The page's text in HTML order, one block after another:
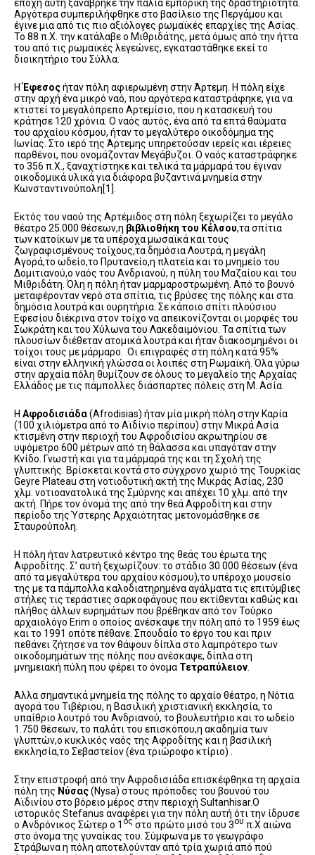
εποχή αυτή ξαναβρήκε την παλιά εμπορική της δραστηριότητα.
Αργότερα συμπεριλήφθηκε στο βασίλειο της Περγάμου και
έγινε μια από τις πιο αξιόλογες ρωμαϊκές επαρχίες της Ασίας.
Το 88 π.Χ. την κατάλαβε ο Μιθριδάτης, μετά όμως από την ήττα
του από τις ρωμαϊκές λεγεώνες, εγκαταστάθηκε εκεί το
διοικητήριο του Σύλλα.
ΗΈφεσοςήταν πόλη αφιερωμένη στην Άρτεμη. Η πόλη είχε
στην αρχή ένα μικρό ναό, που αργότερα καταστράφηκε, για να
κτιστεί το μεγαλόπρεπο Αρτεμίσιο, που η κατασκευή του
κράτησε 120 χρόνια. Ο ναός αυτός, ένα από τα επτά θαύματα
του αρχαίου κόσμου, ήταν το μεγαλύτερο οικοδόμημα της
Ιωνίας. Στο ιερό της Άρτεμης υπηρετούσαν ιερείς και ιέρειες
παρθένοι, που ονομάζονταν Μεγάβυζοι. Ο ναός καταστράφηκε
το 356 π.Χ., ξαναχτίστηκε και τελικά τα μάρμαρά του έγιναν
οικοδομικά υλικά για διάφορα βυζαντινά μνημεία στην
Κωνσταντινούπολη[1].
Eκτός του ναού της Αρτέμιδος στη πόλη ξεχωρίζει το μεγάλο
θέατρο 25.000 θέσεων,η βιβλιοθήκη του Κέλσου,τα σπίτια
των κατοίκων με τα υπέροχα μωσαϊκά και τους
ζωγραφισμένους τοίχους,τα δημόσια Λουτρά, η μεγάλη
Αγορά,το ωδείο,το Πρυτανείο,η πλατεία και το μνημείο του
Δομιτιανού,ο ναός του Ανδριανού, η πύλη του Μαζαίου και του
Μιθριδάτη. Όλη η πόλη ήταν μαρμαροστρωμένη. Από το βουνό
μεταφέρονταν νερό στα σπίτια, τις βρύσες της πόλης και στα
δημόσια λουτρά και ουρητήρια. Σε κάποιο σπίτι πλούσιου
Εφεσίου διέκρινα στον τοίχο να απεικονίζονται οι μορφές του
Σωκράτη και του Χύλωνα του Λακεδαιμόνιου. Τα σπίτια των
πλουσίων διέθεταν ατομικά λουτρά και ήταν διακοσμημένοι οι
τοίχοι τους με μάρμαρο. Οι επιγραφές στη πόλη κατά 95%
είναι στην ελληνική γλώσσα οι λοιπές στη Ρωμαϊκή. Όλα γύρω
στην αρχαία πόλη θυμίζουν σε όλους το μεγαλείο της Αρχαίας
Ελλάδος με τις πάμπολλες διάσπαρτες πόλεις στη Μ. Ασία.
Η Αφροδισιάδα(Αfrodisias) ήταν μία μικρή πόλη στην Καρία
(100 χιλιόμετρα από το Αϊδίνιο περίπου) στην Μικρά Ασία
κτισμένη στην περιοχή του Αφροδισίου ακρωτηρίου σε
υψόμετρο 600 μέτρων από τη θάλασσα και υπαγόταν στην
Κνίδο. Γνωστή και για τα μάρμαρά της και τη Σχολή της
γλυπτικής. Βρίσκεται κοντά στο σύγχρονο χωριό της Τουρκίας
Geyre Plateau στη νοτιοδυτική ακτή της Μικράς Ασίας, 230
χλμ. νοτιοανατολικά της Σμύρνης και απέχει 10 χλμ. από την
ακτή. Πήρε τον όνομά της από την θεά Αφροδίτη και στην
περίοδο της Ύστερης Αρχαιότητας μετονομάσθηκε σε
Σταυρούπολη.
H πόλη ήταν λατρευτικό κέντρο της θεάς του έρωτα της
Αφροδίτης. Σ’ αυτή ξεχωρίζουν: το στάδιο 30.000 θέσεων (ένα
από τα μεγαλύτερα του αρχαίου κόσμου),το υπέροχο μουσείο
της με τα πάμπολλα καλοδιατηρημένα αγάλματα τις επιτύμβιες
στήλες τις τεράστιες σαρκοφάγους που εκτίθενται καθώς και
πλήθος άλλων ευρημάτων που βρέθηκαν από τον Τούρκο
αρχαιολόγο Erim o oποίος ανέσκαψε την πόλη από το 1959 έως
και το 1991 οπότε πέθανε. Σπουδαίο το έργο του και πριν
πεθάνει ζήτησε να τον θάψουν δίπλα στο λαμπρότερο των
οικοδομημάτων της πόλης που ανέσκαψε, δίπλα στη
μνημειακή πύλη που φέρει το όνομα Τετραπύλειον.
Άλλα σημαντικά μνημεία της πόλης το αρχαίο θέατρο, η Νότια
αγορά του Τιβέριου, η Βασιλική χριστιανική εκκλησία, το
υπαίθριο λουτρό του Ανδριανού, το βουλευτήριο και το ωδείο
1.750 θέσεων, το παλάτι του επισκόπου,η ακαδημία των
γλυπτών,ο κυκλικός ναός της Αφροδίτης και η βασιλική
εκκλησία,το Σεβαστείον (ένα τριώροφο κτίριο) .
Στην επιστροφή από την Αφροδισιάδα επισκέφθηκα τη αρχαία
πόλη της Νύσας(Nysa) στους πρόποδες του βουνού του
Αϊδινίου στο βόρειο μέρος στην περιοχή Sultanhisar.Ο
ιστορικός Stefanus αναφέρει για την πόλη αυτή ότι την ίδρυσε
ο Ανδρόνικος Σώτερ ο 1 ος στο πρώτο μισό του 3ου π.Χ αιώνα
στο όνομα της γυναίκας του. Σύμφωνα με το γεωγράφο
Στράβωνα η πόλη αποτελούνταν από τρία χωριά από πού